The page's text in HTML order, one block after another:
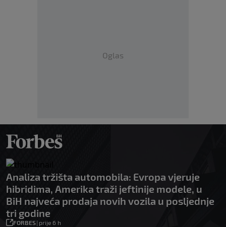
Oglas
Analiza tržišta automobila: Evropa vjeruje
hibridima, Amerika traži jeftinije modele, u
BiH najveća prodaja novih vozila u posljednje
tri godine
FORBES| prije 6 h